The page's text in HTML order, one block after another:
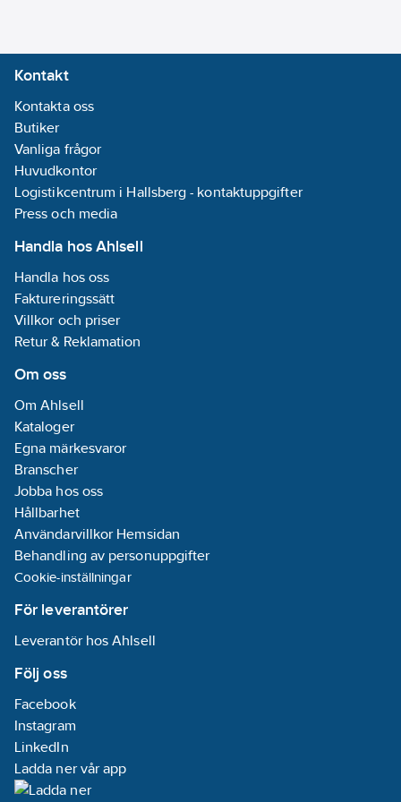
BT - Lågtemperatur
version -4/-8°C.
EC - EC-inverterfläktar.
ECH - EC-
inverterfläktar med
hög effekt.
RT - Total
Återvinning på 100%.
TX - Komponent med
ytbehandlade
kylflänsar.
TXB -
kylflänsar
SI - Buffertank 600L.
PS - Enkel
cirkulationspump.
PSI - Enkel inverter-
cirkulationspump.
PD - Dubbel
cirkulationspump.
PDI - Dubbel inverter-
cirkulationspump.
IQ - Inverter på
SS - Mjukstart. För att
minska strömtoppar
när kompressorn
startas.
WM -
Webbövervakning, via
kommunikationsprotokollen
GPRS/EDGE/3G/TCP-
Kontakt
Kontakta oss
Butiker
Vanliga frågor
Huvudkontor
Logistikcentrum i Hallsberg - kontaktuppgifter
Press och media
Handla hos Ahlsell
Handla hos oss
Faktureringssätt
Villkor och priser
Retur & Reklamation
Om oss
Om Ahlsell
Kataloger
Egna märkesvaror
Branscher
Jobba hos oss
Hållbarhet
Användarvillkor Hemsidan
Behandling av personuppgifter
Cookie-inställningar
För leverantörer
Leverantör hos Ahlsell
Följ oss
Facebook
Instagram
LinkedIn
Ladda ner vår app